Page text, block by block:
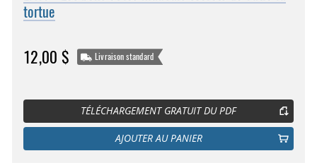
tortue
12,00 $ Livraison standard
TÉLÉCHARGEMENT GRATUIT DU PDF
AJOUTER AU PANIER